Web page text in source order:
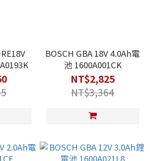
BOSCH GBA 18V 4.0Ah電
池 1600A001CK
NT$2,825
NT$3,364